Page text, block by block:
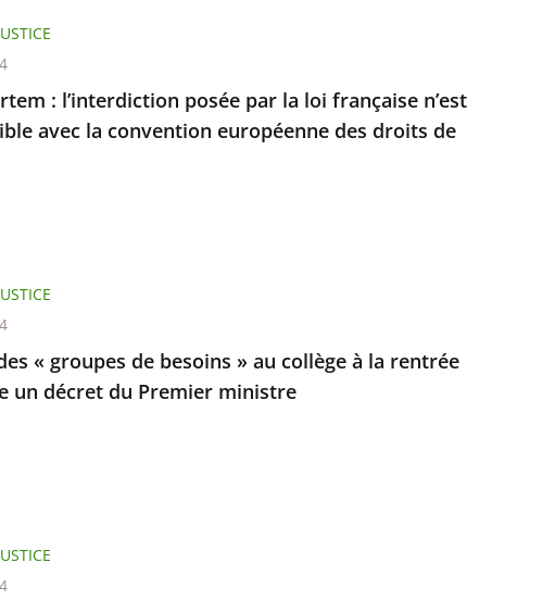
: l’interdiction posée par la loi française n’est
avec la convention européenne des droits de
« groupes de besoins » au collège à la rentrée
un décret du Premier ministre